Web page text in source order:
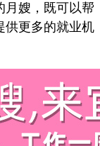
月嫂，既可以帮
供更多的就业机